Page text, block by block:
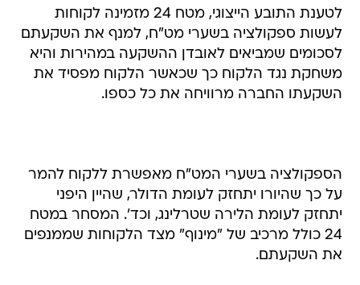
לטענת התובע הייצוגי, מטח 24 מזמינה לקוחות
לעשות ספקולציה בשערי מט"ח, למנף את השקעתם
לסכומים שמביאים לאובדן ההשקעה במהירות והיא
משחקת נגד הלקוח כך שכאשר הלקוח מפסיד את
השקעתו החברה מרוויחה את כל כספו.
הספקולציה בשערי המט"ח מאפשרת ללקוח להמר
על כך שהיורו יתחזק לעומת הדולר, שהיין היפני
יתחזק לעומת הלירה שטרלינג, וכד'. המסחר במטח
24 כולל מרכיב של "מינוף" מצד הלקוחות שממנפים
את השקעתם.